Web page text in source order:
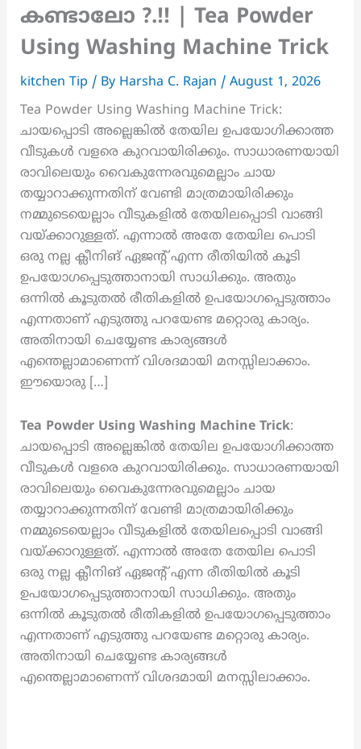
കണ്ടാലോ ?.!! | Tea Powder
Using Washing Machine Trick
kitchen Tip / By Harsha C. Rajan / August 1, 2026
Tea Powder Using Washing Machine Trick:
ചായപ്പൊടി അല്ലെങ്കിൽ തേയില ഉപയോഗിക്കാത്ത
വീടുകൾ വളരെ കുറവായിരിക്കും. സാധാരണയായി
രാവിലെയും വൈകുന്നേരവുമെല്ലാം ചായ
തയ്യാറാക്കുന്നതിന് വേണ്ടി മാത്രമായിരിക്കും
നമ്മുടെയെല്ലാം വീടുകളിൽ തേയിലപ്പൊടി വാങ്ങി
വയ്ക്കാറുള്ളത്. എന്നാൽ അതേ തേയില പൊടി
ഒരു നല്ല ക്ലീനിങ് ഏജന്റ് എന്ന രീതിയിൽ കൂടി
ഉപയോഗപ്പെടുത്താനായി സാധിക്കും. അതും
ഒന്നിൽ കൂടുതൽ രീതികളിൽ ഉപയോഗപ്പെടുത്താം
എന്നതാണ് എടുത്തു പറയേണ്ട മറ്റൊരു കാര്യം.
അതിനായി ചെയ്യേണ്ട കാര്യങ്ങൾ
എന്തെല്ലാമാണെന്ന് വിശദമായി മനസ്സിലാക്കാം.
ഈയൊരു […]
Tea Powder Using Washing Machine Trick:
ചായപ്പൊടി അല്ലെങ്കിൽ തേയില ഉപയോഗിക്കാത്ത
വീടുകൾ വളരെ കുറവായിരിക്കും. സാധാരണയായി
രാവിലെയും വൈകുന്നേരവുമെല്ലാം ചായ
തയ്യാറാക്കുന്നതിന് വേണ്ടി മാത്രമായിരിക്കും
നമ്മുടെയെല്ലാം വീടുകളിൽ തേയിലപ്പൊടി വാങ്ങി
വയ്ക്കാറുള്ളത്. എന്നാൽ അതേ തേയില പൊടി
ഒരു നല്ല ക്ലീനിങ് ഏജന്റ് എന്ന രീതിയിൽ കൂടി
ഉപയോഗപ്പെടുത്താനായി സാധിക്കും. അതും
ഒന്നിൽ കൂടുതൽ രീതികളിൽ ഉപയോഗപ്പെടുത്താം
എന്നതാണ് എടുത്തു പറയേണ്ട മറ്റൊരു കാര്യം.
അതിനായി ചെയ്യേണ്ട കാര്യങ്ങൾ
എന്തെല്ലാമാണെന്ന് വിശദമായി മനസ്സിലാക്കാം.